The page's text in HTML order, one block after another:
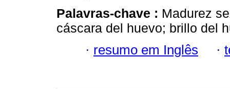
Palavras-chave : Madurez
cáscara del huevo; brillo del
· resumo em Inglês ·